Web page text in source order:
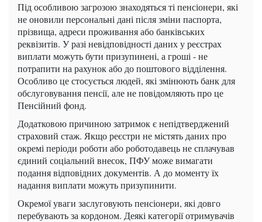
Під особливою загрозою знаходяться ті пенсіонери, які
не оновили персональні дані після зміни паспорта,
прізвища, адреси проживання або банківських
реквізитів. У разі невідповідності даних у реєстрах
виплати можуть бути призупинені, а гроші - не
потрапити на рахунок або до поштового відділення.
Особливо це стосується людей, які змінюють банк для
обслуговування пенсії, але не повідомляють про це
Пенсійний фонд.
Додатковою причиною затримок є непідтверджений
страховий стаж. Якщо реєстри не містять даних про
окремі періоди роботи або роботодавець не сплачував
єдиний соціальний внесок, ПФУ може вимагати
подання відповідних документів. А до моменту їх
надання виплати можуть призупинити.
Окремої уваги заслуговують пенсіонери, які довго
перебувають за кордоном. Деякі категорії отримувачів